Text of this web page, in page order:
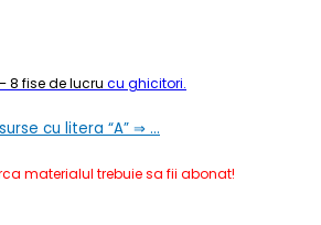
8 fise de lucru cu ghicitori.
cu litera “A” ⇒ …
materialul trebuie sa fii abonat!